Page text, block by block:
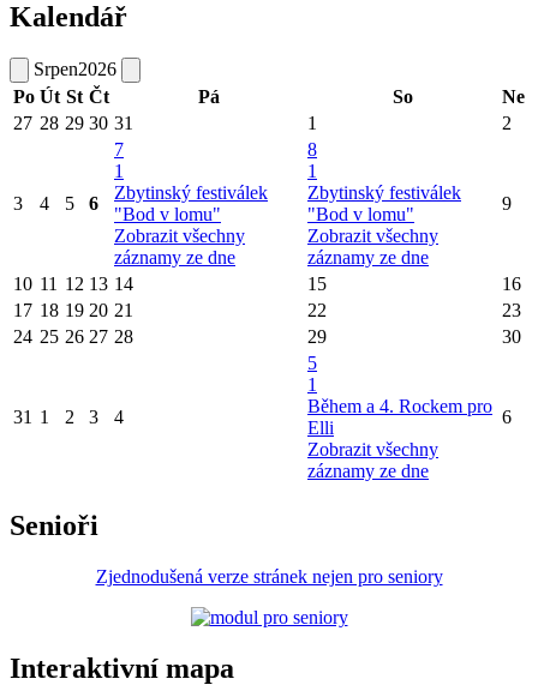
Kalendář
Srpen2026
Po Út St Čt Pá So
Ne
27 28 29 30 31 1 2
3 4 5 6
7
1
Zbytinský festiválek
"Bod v lomu"
Zobrazit všechny
záznamy ze dne
8
1
Zbytinský festiválek
"Bod v lomu"
Zobrazit všechny
záznamy ze dne
9
10 11 12 13 14 15
16
17 18 19 20 21 22
23
24 25 26 27 28 29 30
31 1 2 3 4
5
1
Během a 4. Rockem pro
Elli
Zobrazit všechny
záznamy ze dne
6
Senioři
Zjednodušená verze stránek nejen pro seniory
Interaktivní mapa